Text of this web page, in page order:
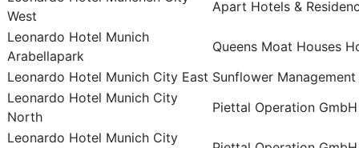
West
Apart Hotels &
Leonardo Hotel Munich
Arabellapark
Queens Moat Houses
Leonardo Hotel Munich City East Sunflower Management
Leonardo Hotel Munich City
North
Piettal Operation GmbH
Leonardo Hotel Munich City